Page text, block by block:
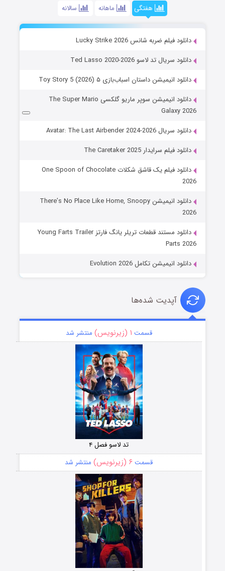
هفتگی ماهانه سالانه
دانلود فیلم ضربه شانس Lucky Strike 2026
دانلود سریال تد لاسو Ted Lasso 2020-2026
دانلود انیمیشن داستان اسباب‌بازی ۵ Toy Story 5 (2026)
دانلود انیمیشن سوپر ماریو گلکسی The Super Mario
Galaxy 2026
دانلود سریال Avatar: The Last Airbender 2024-2026
دانلود فیلم سرایدار The Caretaker 2025
دانلود فیلم یک قاشق شکلات One Spoon of Chocolate
2026
دانلود انیمیشن There’s No Place Like Home, Snoopy
2026
دانلود مستند قطعات تریلر یانگ فارتز Young Farts Trailer
Parts 2026
دانلود انیمیشن تکامل Evolution 2026
آپدیت شده‌ها
قسمت ۱ (زیرنویس) منتشر شد
تد لاسو فصل ۴
قسمت ۶ (زیرنویس) منتشر شد